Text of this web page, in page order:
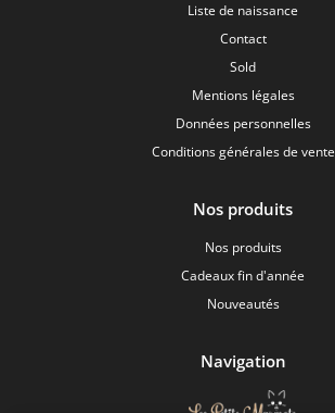
Liste de naissance
Contact
Sold
Mentions légales
Données personnelles
Conditions générales de vente
Nos produits
Nos produits
Cadeaux fin d'année
Nouveautés
Navigation